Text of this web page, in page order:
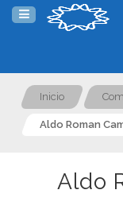
Inicio
Aldo Roman
Aldo